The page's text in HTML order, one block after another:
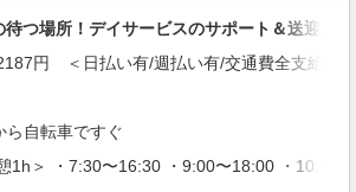
試用期間中(3ヶ月)は支給なし
NEW
料老人ホーム 介護スタッフ
当：10,000円 処遇改善手当：35,920円 夜勤手
30,000円（5回分） ※6回目以降は1回6,000円
住宅手当：規定あり 精勤手当：8,000円 ▼下
待つ場所！デイサービスのサポート＆送迎
円 ＜日払い有/週払い有/交通費全支給(ガ
ら自転車ですぐ
1h＞ ・7:30〜16:30 ・9:00〜18:00 ・